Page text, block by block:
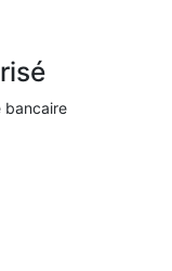
bancaire